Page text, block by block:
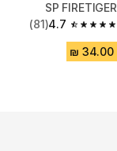
SP FIRETIGER
4.7
4.7 out of 5 stars from 81 reviews
(81)